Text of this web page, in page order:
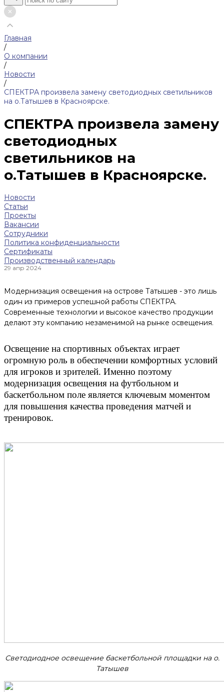
Главная
/
О компании
/
Новости
/
СПЕКТРА произвела замену светодиодных светильников
на о.Татышев в Красноярске.
СПЕКТРА произвела замену
светодиодных
светильников на
о.Татышев в Красноярске.
Новости
Статьи
Проекты
Вакансии
Сотрудники
Политика конфиденциальности
Сертификаты
Производственный календарь
29 апр 2024
Модернизация освещения на острове Татышев - это лишь
один из примеров успешной работы СПЕКТРА.
Современные технологии и высокое качество продукции
делают эту компанию незаменимой на рынке освещения.
Освещение на спортивных объектах играет
огромную роль в обеспечении комфортных условий
для игроков и зрителей. Именно поэтому
модернизация освещения на футбольном и
баскетбольном поле является ключевым моментом
для повышения качества проведения матчей и
тренировок.
Светодиодное освещение баскетбольной площадки на о.
Татышев